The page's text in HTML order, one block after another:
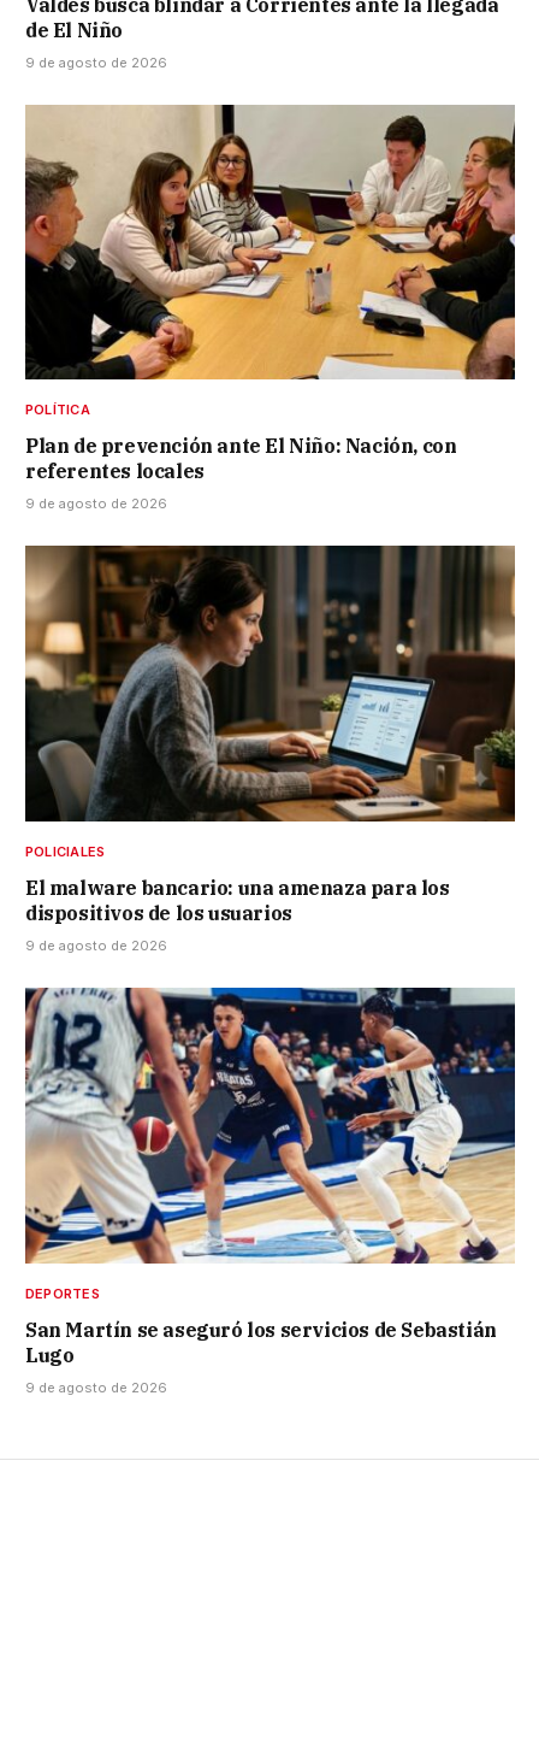
de El Niño
9 de agosto de 2026
POLÍTICA
Plan de prevención ante El Niño: Nación, con
referentes locales
9 de agosto de 2026
POLICIALES
El malware bancario: una amenaza para los
dispositivos de los usuarios
9 de agosto de 2026
DEPORTES
San Martín se aseguró los servicios de Sebastián
Lugo
9 de agosto de 2026